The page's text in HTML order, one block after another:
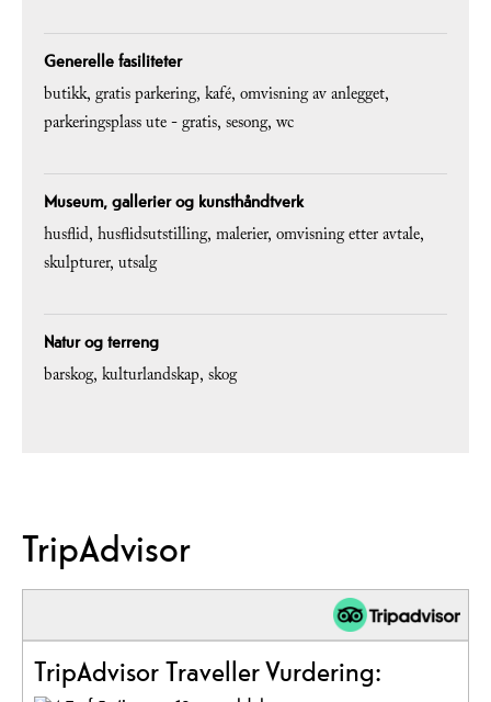
Generelle fasiliteter
butikk gratis parkering kafé omvisning av anlegget
parkeringsplass ute - gratis sesong wc
Museum, gallerier og kunsthåndtverk
husflid husflidsutstilling malerier omvisning etter avtale
skulpturer utsalg
Natur og terreng
barskog kulturlandskap skog
TripAdvisor
TripAdvisor Traveller Vurdering: